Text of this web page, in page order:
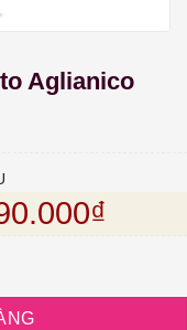
Aglianico
gốc là:
₫
lượng